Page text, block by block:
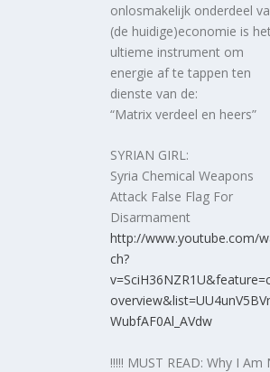
onlosmakelijk onderdeel
(de huidige)economie is
ultieme instrument om
energie af te tappen ten
dienste van de:
“Matrix verdeel en heers”
SYRIAN GIRL:
Syria Chemical Weapons
Attack False Flag For
Disarmament
http://www.youtube.com/
ch?
WubfAF0Al_AVdw
!!!!! MUST READ: Why I Am